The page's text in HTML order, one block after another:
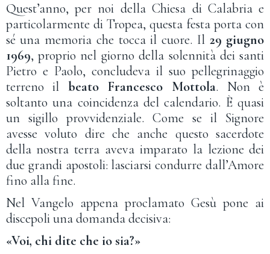
Quest’anno, per noi della Chiesa di Calabria e
particolarmente di Tropea, questa festa porta con
sé una memoria che tocca il cuore. Il 29 giugno
1969, proprio nel giorno della solennità dei santi
Pietro e Paolo, concludeva il suo pellegrinaggio
terreno ilbeato Francesco Mottola. Non è
soltanto una coincidenza del calendario. È quasi
un sigillo provvidenziale. Come se il Signore
avesse voluto dire che anche questo sacerdote
della nostra terra aveva imparato la lezione dei
due grandi apostoli: lasciarsi condurre dall’Amore
fino alla fine.
Nel Vangelo appena proclamato Gesù pone ai
discepoli una domanda decisiva:
«Voi, chi dite che io sia?»